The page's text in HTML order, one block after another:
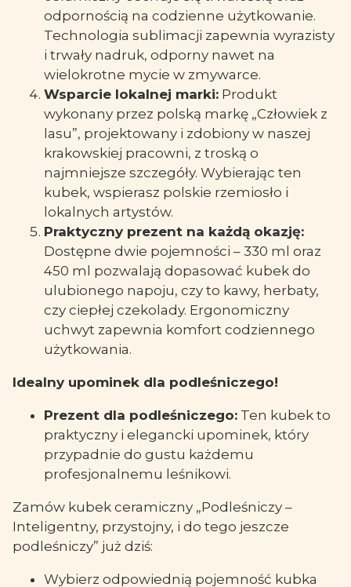
odpornością na codzienne użytkowanie.
Technologia sublimacji zapewnia wyrazisty
i trwały nadruk, odporny nawet na
wielokrotne mycie w zmywarce.
Wsparcie lokalnej marki: Produkt
wykonany przez polską markę „Człowiek z
lasu”, projektowany i zdobiony w naszej
krakowskiej pracowni, z troską o
najmniejsze szczegóły. Wybierając ten
kubek, wspierasz polskie rzemiosło i
lokalnych artystów.
Praktyczny prezent na każdą okazję:
Dostępne dwie pojemności – 330 ml oraz
450 ml pozwalają dopasować kubek do
ulubionego napoju, czy to kawy, herbaty,
czy ciepłej czekolady. Ergonomiczny
uchwyt zapewnia komfort codziennego
użytkowania.
Idealny upominek dla podleśniczego!
Prezent dla podleśniczego: Ten kubek to
praktyczny i elegancki upominek, który
przypadnie do gustu każdemu
profesjonalnemu leśnikowi.
Zamów kubek ceramiczny „Podleśniczy –
Inteligentny, przystojny, i do tego jeszcze
podleśniczy” już dziś:
Wybierz odpowiednią pojemność kubka